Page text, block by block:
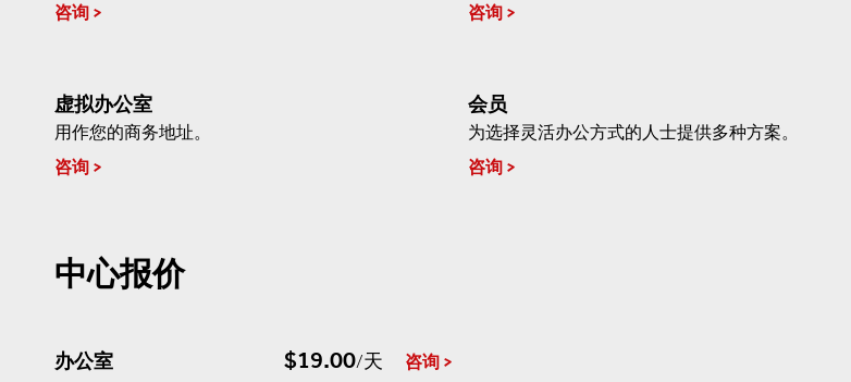
咨询
咨询
虚拟办公室
用作您的商务地址。
咨询
会员
为选择灵活办公方式的人士提供多种方案。
咨询
中心报价
办公室 $19.00/天 咨询